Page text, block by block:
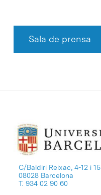
Sala de prensa
C/Baldiri Reixac, 4-12 i 15
08028 Barcelona
T. 934 02 90 60